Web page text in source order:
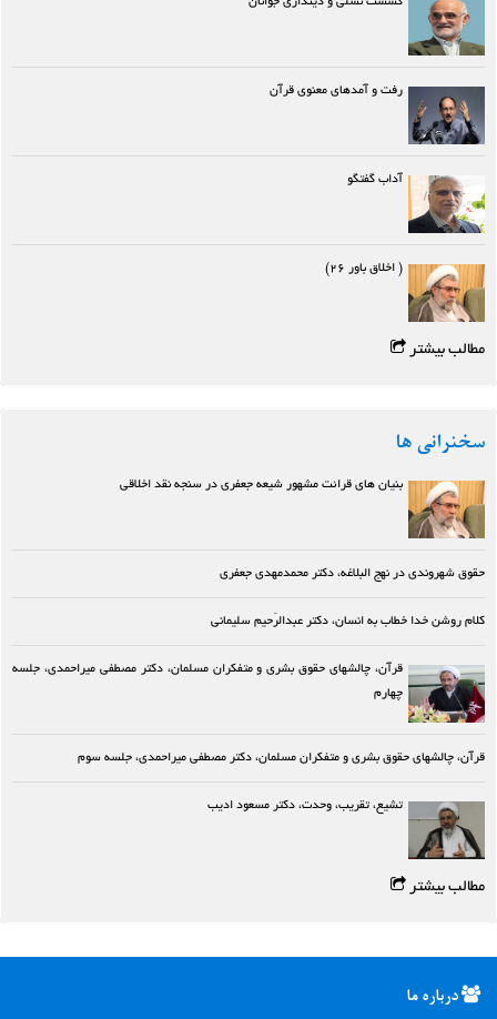
رفت و آمدهای معنوی قرآن
آداب گفتگو
( اخلاق باور ۲۶)
مطالب بیشتر
سخنرانی ها
بنیان های قرائت مشهور شیعه جعفری در سنجه نقد اخلاقی
حقوق شهروندی در نهج البلاغه، دکتر محمدمهدی جعفری
کلام روشن خدا خطاب به انسان، دکتر عبدالرّحیم سلیمانی
قرآن، چالشهای حقوق بشری و متفکران مسلمان، دکتر مصطفی میراحمدی، جلسه
چهارم
قرآن، چالشهای حقوق بشری و متفکران مسلمان، دکتر مصطفی میراحمدی، جلسه سوم
تشیع، تقریب، وحدت، دکتر مسعود ادیب
مطالب بیشتر
درباره ما